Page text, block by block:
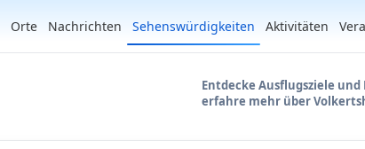
Orte Nachrichten Sehenswürdigkeiten Aktivitäten
Entdecke Ausflugsziele
erfahre mehr über